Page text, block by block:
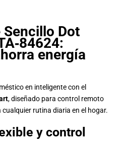
Dot
energía
en inteligente con el
, diseñado para control remoto
rutina diaria en el hogar.
y control